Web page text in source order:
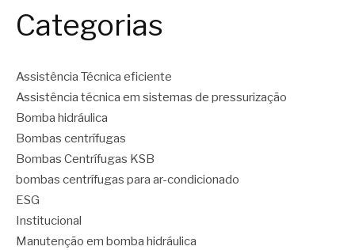
Categorias
Assistência Técnica eficiente
Assistência técnica em sistemas de pressurização
Bomba hidráulica
Bombas centrífugas
Bombas Centrífugas KSB
bombas centrífugas para ar-condicionado
ESG
Institucional
Manutenção em bomba hidráulica